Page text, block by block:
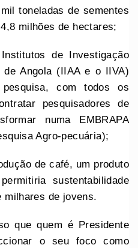
toneladas de sementes
milhões de hectares;
de Investigação
de Angola (IIAA e o IIVA)
com todos os
pesquisadores de
numa EMBRAPA
Agro-pecuária);
de café, um produto
sustentabilidade
milhares de jovens.
que quem é Presidente
o seu foco como